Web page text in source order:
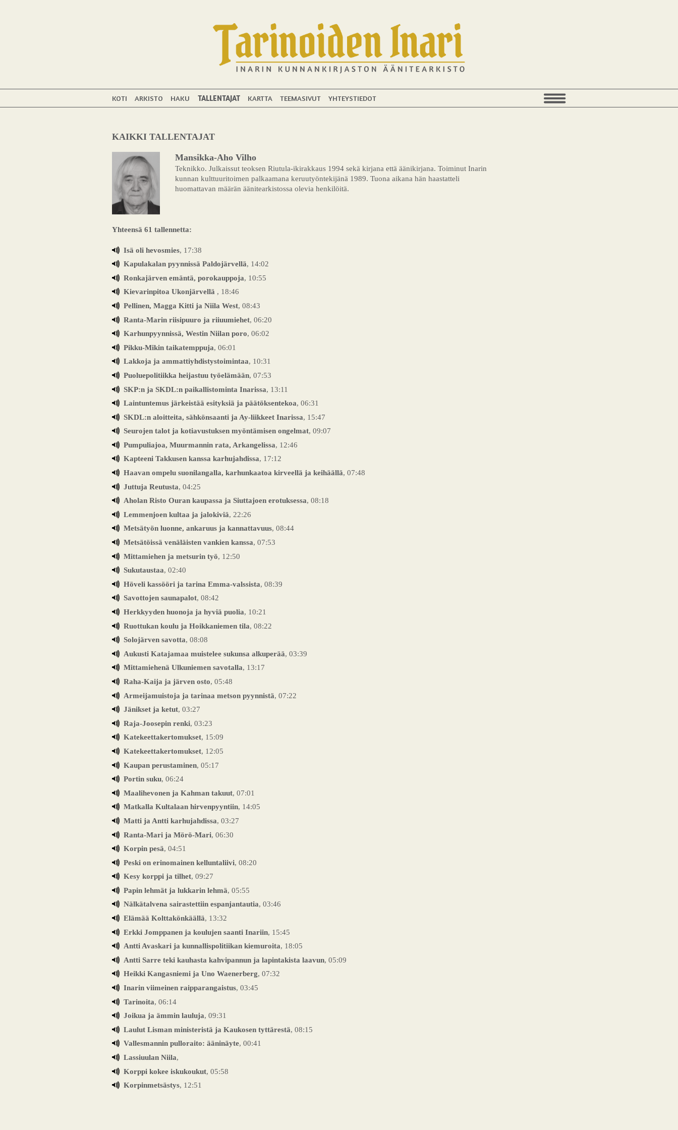
KOTI ARKISTO HAKU TALLENTAJAT KARTTA TEEMASIVUT YHTEYSTIEDOT
KAIKKI TALLENTAJAT
Mansikka-Aho Vilho
Teknikko. Julkaissut teoksen Riutula-ikirakkaus 1994 sekä kirjana että äänikirjana. Toiminut Inarin
kunnan kulttuuritoimen palkaamana keruutyöntekijänä 1989. Tuona aikana hän haastatteli
huomattavan määrän äänitearkistossa olevia henkilöitä.
Yhteensä 61 tallennetta:
Isä oli hevosmies, 17:38
Kapulakalan pyynnissä Paldojärvellä, 14:02
Ronkajärven emäntä, porokauppoja, 10:55
Kievarinpitoa Ukonjärvellä , 18:46
Pellinen, Magga Kitti ja Niila West, 08:43
Ranta-Marin riisipuuro ja riiuumiehet, 06:20
Karhunpyynnissä, Westin Niilan poro, 06:02
Pikku-Mikin taikatemppuja, 06:01
Lakkoja ja ammattiyhdistystoimintaa, 10:31
Puoluepolitiikka heijastuu työelämään, 07:53
SKP:n ja SKDL:n paikallistominta Inarissa, 13:11
Laintuntemus järkeistää esityksiä ja päätöksentekoa, 06:31
SKDL:n aloitteita, sähkönsaanti ja Ay-liikkeet Inarissa, 15:47
Seurojen talot ja kotiavustuksen myöntämisen ongelmat, 09:07
Pumpuliajoa, Muurmannin rata, Arkangelissa, 12:46
Kapteeni Takkusen kanssa karhujahdissa, 17:12
Haavan ompelu suonilangalla, karhunkaatoa kirveellä ja keihäällä, 07:48
Juttuja Reutusta, 04:25
Aholan Risto Ouran kaupassa ja Siuttajoen erotuksessa, 08:18
Lemmenjoen kultaa ja jalokiviä, 22:26
Metsätyön luonne, ankaruus ja kannattavuus, 08:44
Metsätöissä venäläisten vankien kanssa, 07:53
Mittamiehen ja metsurin työ, 12:50
Sukutaustaa, 02:40
Höveli kassööri ja tarina Emma-valssista, 08:39
Savottojen saunapalot, 08:42
Herkkyyden huonoja ja hyviä puolia, 10:21
Ruottukan koulu ja Hoikkaniemen tila, 08:22
Solojärven savotta, 08:08
Aukusti Katajamaa muistelee sukunsa alkuperää, 03:39
Mittamiehenä Ulkuniemen savotalla, 13:17
Raha-Kaija ja järven osto, 05:48
Armeijamuistoja ja tarinaa metson pyynnistä, 07:22
Jänikset ja ketut, 03:27
Raja-Joosepin renki, 03:23
Katekeettakertomukset, 15:09
Katekeettakertomukset, 12:05
Kaupan perustaminen, 05:17
Portin suku, 06:24
Maalihevonen ja Kahman takuut, 07:01
Matkalla Kultalaan hirvenpyyntiin, 14:05
Matti ja Antti karhujahdissa, 03:27
Ranta-Mari ja Mörö-Mari, 06:30
Korpin pesä, 04:51
Peski on erinomainen kelluntaliivi, 08:20
Kesy korppi ja tilhet, 09:27
Papin lehmät ja lukkarin lehmä, 05:55
Nälkätalvena sairastettiin espanjantautia, 03:46
Elämää Kolttakönkäällä, 13:32
Erkki Jomppanen ja koulujen saanti Inariin, 15:45
Antti Avaskari ja kunnallispolitiikan kiemuroita, 18:05
Antti Sarre teki kauhasta kahvipannun ja lapintakista laavun, 05:09
Heikki Kangasniemi ja Uno Waenerberg, 07:32
Inarin viimeinen raipparangaistus, 03:45
Tarinoita, 06:14
Joikua ja ämmin lauluja, 09:31
Laulut Lisman ministeristä ja Kaukosen tyttärestä, 08:15
Vallesmannin pulloraito: ääninäyte, 00:41
Lassiuulan Niila,
Korppi kokee iskukoukut, 05:58
Korpinmetsästys, 12:51